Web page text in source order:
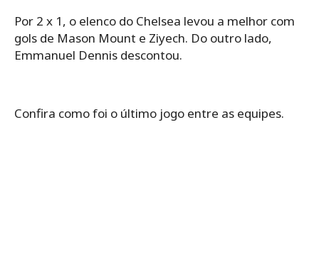
Por 2 x 1, o elenco do Chelsea levou a melhor com
gols de Mason Mount e Ziyech. Do outro lado,
Emmanuel Dennis descontou.
Confira como foi o último jogo entre as equipes.